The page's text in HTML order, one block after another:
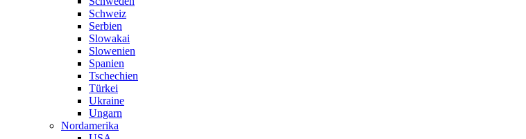
Schweiz
Serbien
Slowakai
Slowenien
Spanien
Tschechien
Türkei
Ukraine
Ungarn
Nordamerika